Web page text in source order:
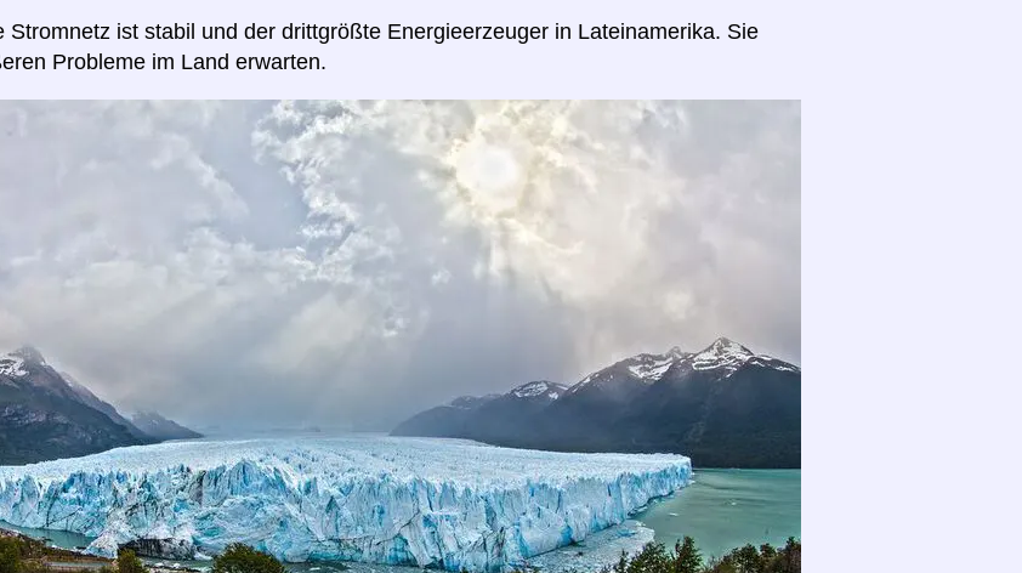
Stromnetz ist stabil und der drittgrößte Energieerzeuger in Lateinamerika. Sie
Probleme im Land erwarten.